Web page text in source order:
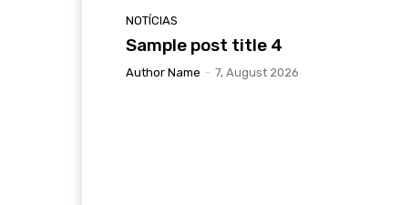
NOTÍCIAS
Sample post title 4
Author Name - 7, August 2026